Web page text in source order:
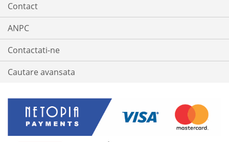
Contact
ANPC
Contactati-ne
Cautare avansata